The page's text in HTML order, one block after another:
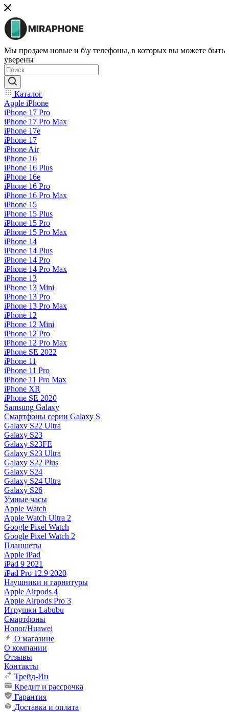
Мы продаем новые и б\у телефоны, в которых вы можете быть
уверены
Каталог
Apple iPhone
iPhone 17 Pro
iPhone 17 Pro Max
iPhone 17e
iPhone 17
iPhone Air
iPhone 16
iPhone 16 Plus
iPhone 16e
iPhone 16 Pro
iPhone 16 Pro Max
iPhone 15
iPhone 15 Plus
iPhone 15 Pro
iPhone 15 Pro Max
iPhone 14
iPhone 14 Plus
iPhone 14 Pro
iPhone 14 Pro Max
iPhone 13
iPhone 13 Mini
iPhone 13 Pro
iPhone 13 Pro Max
iPhone 12
iPhone 12 Mini
iPhone 12 Pro
iPhone 12 Pro Max
iPhone SE 2022
iPhone 11
iPhone 11 Pro
iPhone 11 Pro Max
iPhone XR
iPhone SE 2020
Samsung Galaxy
Смартфоны серии Galaxy S
Galaxy S22 Ultra
Galaxy S23
Galaxy S23FE
Galaxy S23 Ultra
Galaxy S22 Plus
Galaxy S24
Galaxy S24 Ultra
Galaxy S26
Умные часы
Apple Watch
Apple Watch Ultra 2
Google Pixel Watch
Google Pixel Watch 2
Планшеты
Apple iPad
iPad 9 2021
iPad Pro 12.9 2020
Наушники и гарнитуры
Apple Airpods 4
Apple Airpods Pro 3
Игрушки Labubu
Смартфоны
Honor/Huawei
О магазине
О компании
Отзывы
Контакты
Трейд-Ин
Кредит и рассрочка
Гарантия
Доставка и оплата